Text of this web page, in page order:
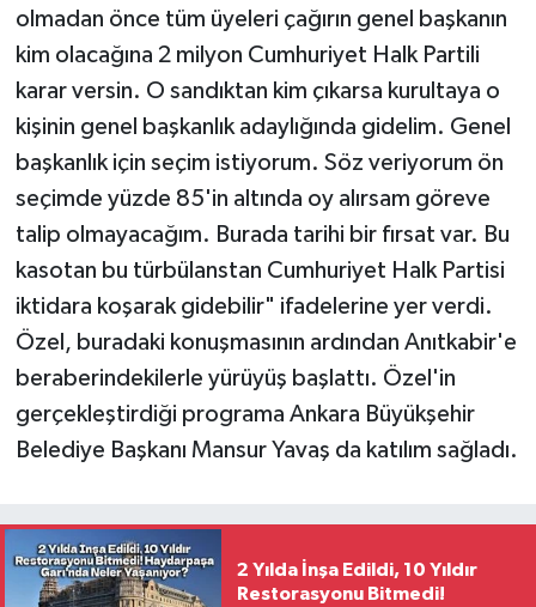
olmadan önce tüm üyeleri çağırın genel başkanın
kim olacağına 2 milyon Cumhuriyet Halk Partili
karar versin. O sandıktan kim çıkarsa kurultaya o
kişinin genel başkanlık adaylığında gidelim. Genel
başkanlık için seçim istiyorum. Söz veriyorum ön
seçimde yüzde 85'in altında oy alırsam göreve
talip olmayacağım. Burada tarihi bir fırsat var. Bu
kasotan bu türbülanstan Cumhuriyet Halk Partisi
iktidara koşarak gidebilir" ifadelerine yer verdi.
Özel, buradaki konuşmasının ardından Anıtkabir'e
beraberindekilerle yürüyüş başlattı. Özel'in
gerçekleştirdiği programa Ankara Büyükşehir
Belediye Başkanı Mansur Yavaş da katılım sağladı.
2 Yılda İnşa Edildi, 10 Yıldır
Restorasyonu Bitmedi!